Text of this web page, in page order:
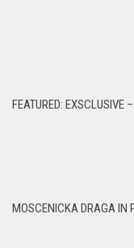
FEATURED:
MOSCENICKA DRAGA IN